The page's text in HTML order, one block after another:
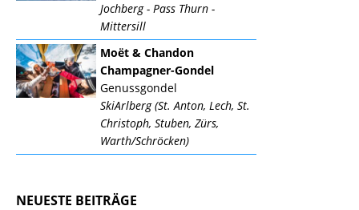
Jochberg - Pass Thurn -
Mittersill
Moët & Chandon
Champagner-Gondel
Genussgondel
SkiArlberg (St. Anton, Lech, St.
Christoph, Stuben, Zürs,
Warth/Schröcken)
NEUESTE BEITRÄGE